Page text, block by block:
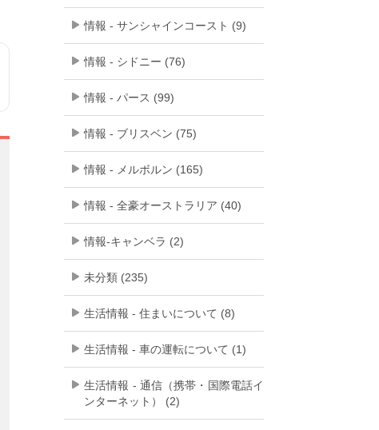
情報 - サンシャインコースト (9)
情報 - シドニー (76)
情報 - パース (99)
情報 - ブリスベン (75)
情報 - メルボルン (165)
情報 - 全豪オーストラリア (40)
情報-キャンベラ (2)
未分類 (235)
生活情報 - 住まいについて (8)
生活情報 - 車の運転について (1)
生活情報 - 通信（携帯・国際電話イ
ンターネット） (2)